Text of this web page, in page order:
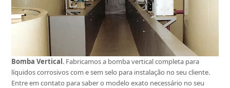
Bomba Vertical. Fabricamos a bomba vertical completa para
líquidos corrosivos com e sem selo para instalação no seu cliente.
Entre em contato para saber o modelo exato necessário no seu